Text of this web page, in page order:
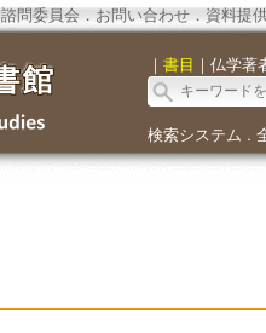
諮問委員会． お問い合わせ． 資料提
｜ 書目 ｜ 仏学著
検索システム ．